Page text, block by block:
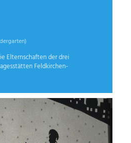
Elternschaften der drei
Feldkirchen-